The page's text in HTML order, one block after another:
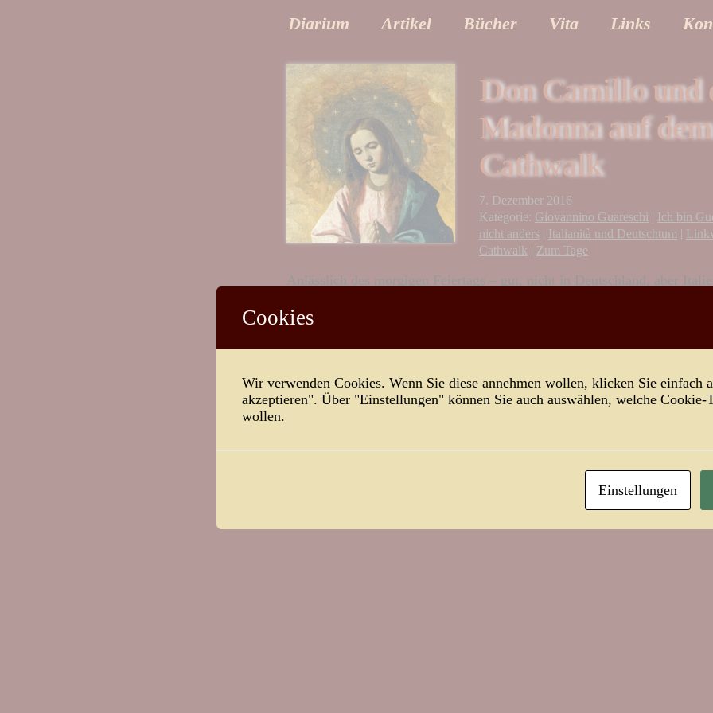
Diarium Artikel Bücher Vita Links
Don Camillo und
Madonna auf dem
Cathwalk
7. Dezember 2016
Kategorie: Giovannino Guareschi | Ich bin
nicht anders | Italianità und Deutschtum |
Cathwalk | Zum Tage
Anlässlich des morgigen Feiertags – gut, nicht in Deutschland, aber
Camillo und der Madonna herausgestöbert und dort veröffentlicht.
Teilen
Die Kommentare sind geschlossen.
Frankenberger, Grillo und das Elend des
Cookies
Wir verwenden Cookies. Wenn Sie diese annehmen wollen, klicken Sie einfach
akzeptieren". Über "Einstellungen" können Sie auch auswählen, welche Cookie-
wollen.
Einstellungen